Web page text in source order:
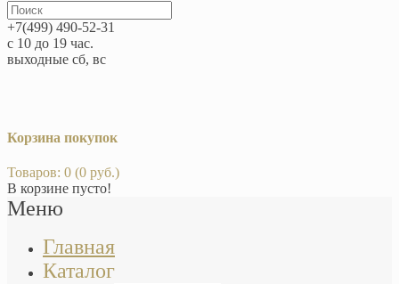
+7(499) 490-52-31
с 10 до 19 час.
выходные сб, вс
Корзина покупок
Товаров: 0 (0 руб.)
В корзине пусто!
Меню
Главная
Каталог